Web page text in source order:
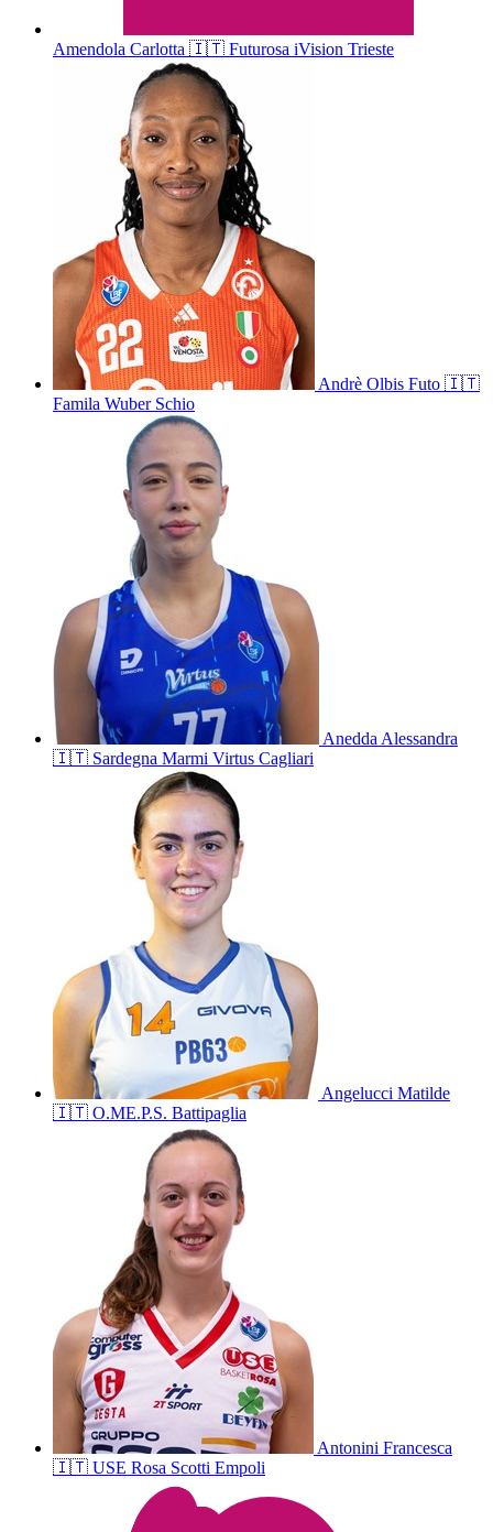
Amendola Carlotta 🇮🇹 Futurosa iVision Trieste
Andrè Olbis Futo 🇮🇹
Famila Wuber Schio
AneddaAlessandra
🇮🇹 Sardegna Marmi Virtus Cagliari
Angelucci Matilde
🇮🇹 O.ME.P.S. Battipaglia
Antonini Francesca
🇮🇹 USE Rosa Scotti Empoli